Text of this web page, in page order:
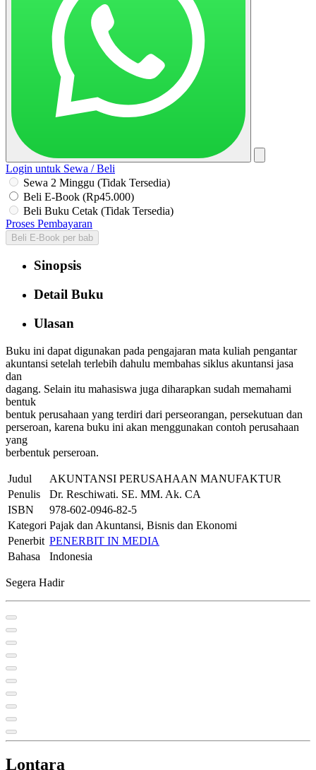
Login untuk Sewa / Beli
Sewa 2 Minggu (Tidak Tersedia)
Beli E-Book (Rp45.000)
Beli Buku Cetak (Tidak Tersedia)
Proses Pembayaran
Beli E-Book per bab
Sinopsis
Detail Buku
Ulasan
Buku ini dapat digunakan pada pengajaran mata kuliah pengantar
akuntansi setelah terlebih dahulu membahas siklus akuntansi jasa
dan
dagang. Selain itu mahasiswa juga diharapkan sudah memahami
bentuk
bentuk perusahaan yang terdiri dari perseorangan, persekutuan dan
perseroan, karena buku ini akan menggunakan contoh perusahaan
yang
berbentuk perseroan.
Judul
AKUNTANSI PERUSAHAAN MANUFAKTUR
Penulis
Dr. Reschiwati. SE. MM. Ak. CA
ISBN
978-602-0946-82-5
Kategori Pajak dan Akuntansi, Bisnis dan Ekonomi
Penerbit PENERBIT IN MEDIA
Bahasa
Indonesia
Segera Hadir
Lontara